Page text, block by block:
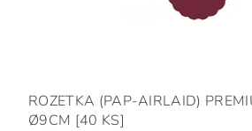
ROZETKA (PAP-AIRLAID)
Ø9CM [40 KS]